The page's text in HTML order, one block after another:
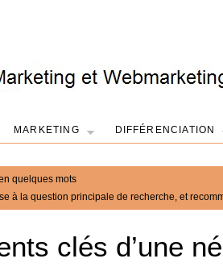
MARKETING DIFFÉRENCIATION
quelques mots
à la question principale de recherche, et
clés d’une